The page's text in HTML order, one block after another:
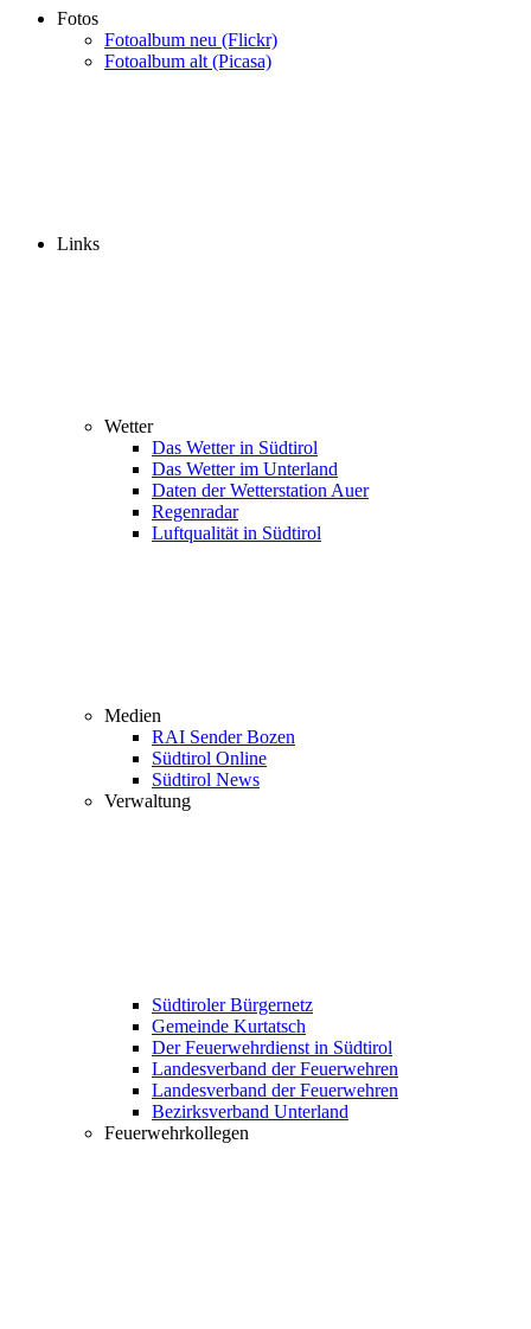
Fotos
Fotoalbum neu (Flickr)
Fotoalbum alt (Picasa)
Links
Wetter
Das Wetter in Südtirol
Das Wetter im Unterland
Daten der Wetterstation Auer
Regenradar
Luftqualität in Südtirol
Medien
RAI Sender Bozen
Südtirol Online
Südtirol News
Verwaltung
Südtiroler Bürgernetz
Gemeinde Kurtatsch
Der Feuerwehrdienst in Südtirol
Landesverband der Feuerwehren
Landesverband der Feuerwehren
Bezirksverband Unterland
Feuerwehrkollegen